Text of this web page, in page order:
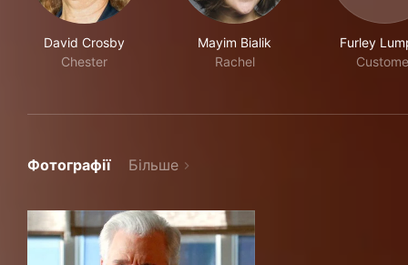
David Crosby
Chester
Mayim Bialik
Rachel
Furley
Фотографії Більше